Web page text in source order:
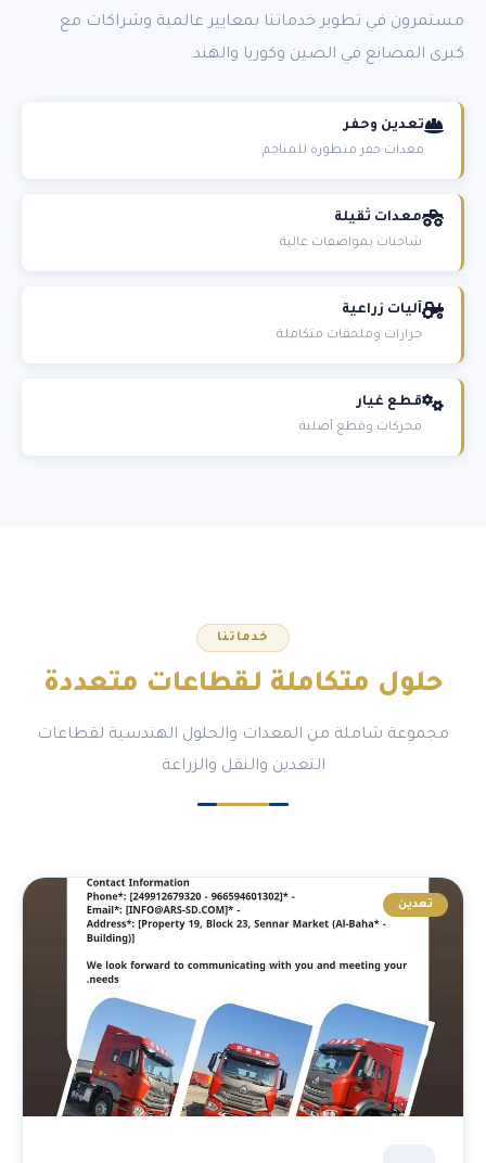
مستمرون في تطوير خدماتنا بمعايير عالمية وشراكات مع
كبرى المصانع في الصين وكوريا والهند.
تعدين وحفر
معدات حفر متطورة للمناجم
معدات ثقيلة
شاحنات بمواصفات عالية
آليات زراعية
جرارات وملحقات متكاملة
قطع غيار
محركات وقطع أصلية
خدماتنا
حلول متكاملة لـقطاعات متعددة
مجموعة شاملة من المعدات والحلول الهندسية لقطاعات
التعدين والنقل والزراعة
تعدين